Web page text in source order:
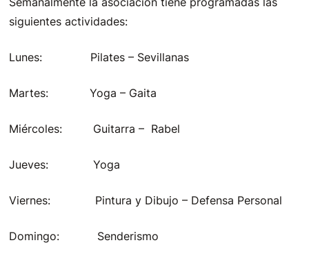
siguientes actividades:
Lunes: Pilates – Sevillanas
Martes: Yoga – Gaita
Miércoles: Guitarra – Rabel
Jueves: Yoga
Viernes: Pintura y Dibujo – Defensa Personal
Domingo: Senderismo